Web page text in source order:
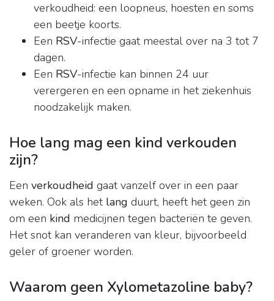
verkoudheid: een loopneus, hoesten en soms
een beetje koorts.
Een RSV-infectie gaat meestal over na 3 tot 7
dagen.
Een RSV-infectie kan binnen 24 uur
verergeren en een opname in het ziekenhuis
noodzakelijk maken.
Hoe lang mag een kind verkouden
zijn?
Een verkoudheid gaat vanzelf over in een paar
weken. Ook als het lang duurt, heeft het geen zin
om een kind medicijnen tegen bacteriën te geven.
Het snot kan veranderen van kleur, bijvoorbeeld
geler of groener worden.
Waarom geen Xylometazoline baby?